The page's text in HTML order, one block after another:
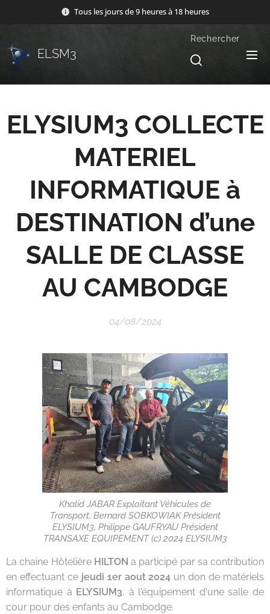
Tous les jours de 9 heures à 18 heures
ELSM3
Rechercher
ELYSIUM3 COLLECTE
MATERIEL
INFORMATIQUE à
DESTINATION d’une
SALLE DE CLASSE
AU CAMBODGE
04/08/2024
Khalid JABAR Exploitant Véhicules de
Transport, Bernard SOBKOWIAK Président
ELYSIUM3, Philippe GAUFRYAU Président
TRANSAXE EQUIPEMENT (c) 2024 ELYSIUM3
La chaine Hôtelière HILTON a participé par sa contribution
en effectuant ce jeudi 1er aout 2024 un don de matériels
informatique à ELYSIUM3, à l'équipement d'une salle de
cour pour des enfants au Cambodge.